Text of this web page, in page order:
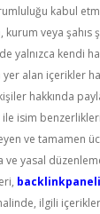
kabul
veya şahıs
yalnızca kendi
yer alan içerikler
hakkında
ile isim
ve tamamen
yasal
ilgili